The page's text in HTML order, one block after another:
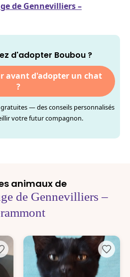
de Gennevilliers –
d'adopter Boubou ?
avant d'adopter un chat
?
— des conseils personnalisés
votre futur compagnon.
animaux de
de Gennevilliers –